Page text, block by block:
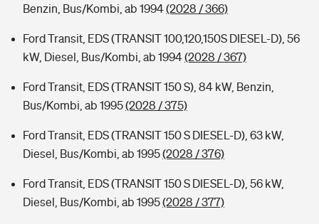
Benzin, Bus/Kombi, ab 1994(2028 / 366)
Ford Transit, EDS (TRANSIT 100,120,150S DIESEL-D), 56
kW, Diesel, Bus/Kombi, ab 1994(2028 / 367)
Ford Transit, EDS (TRANSIT 150 S), 84 kW, Benzin,
Bus/Kombi, ab 1995(2028 / 375)
Ford Transit, EDS (TRANSIT 150 S DIESEL-D), 63 kW,
Diesel, Bus/Kombi, ab 1995(2028 / 376)
Ford Transit, EDS (TRANSIT 150 S DIESEL-D), 56 kW,
Diesel, Bus/Kombi, ab 1995(2028 / 377)